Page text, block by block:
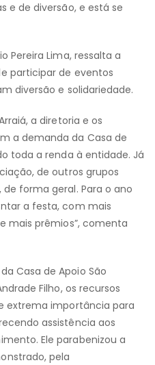
e de diversão, e está se
Pereira Lima, ressalta a
participar de eventos
diversão e solidariedade.
a diretoria e os
a demanda da Casa de
toda a renda à entidade. Já
de outros grupos
forma geral. Para o ano
a festa, com mais
mais prêmios”, comenta
Casa de Apoio São
Filho, os recursos
extrema importância para
assistência aos
Ele parabenizou a
pela